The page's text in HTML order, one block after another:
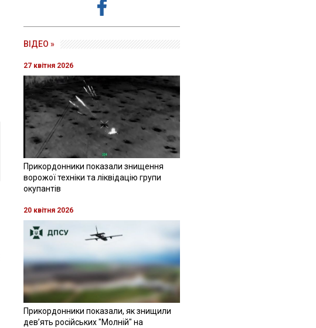
ВІДЕО »
27 квітня 2026
Прикордонники показали знищення
ворожої техніки та ліквідацію групи
окупантів
20 квітня 2026
Прикордонники показали, як знищили
девʼять російських "Молній" на